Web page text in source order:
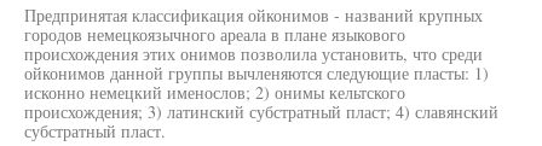
Предпринятая классификация ойконимов - названий крупных
городов немецкоязычного ареала в плане языкового
происхождения этих онимов позволила установить, что среди
ойконимов данной группы вычленяются следующие пласты: 1)
исконно немецкий именослов; 2) онимы кельтского
происхождения; 3) латинский субстратный пласт; 4) славянский
субстратный пласт.